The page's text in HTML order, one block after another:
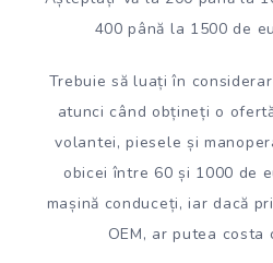
400 până la 1500 de
Trebuie să luați în
atunci când obțineți o
volantei, piesele și
obicei între 60 și 1000 de
mașină conduceți, iar dacă
OEM, ar putea costa